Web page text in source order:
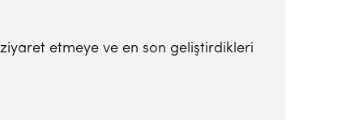
ziyaret etmeye ve en son geliştirdikleri